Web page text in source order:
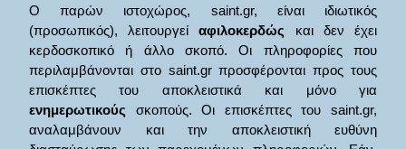
Ο παρών ιστοχώρος, saint.gr, είναι ιδιωτικός
(προσωπικός), λειτουργείαφιλοκερδώς και δεν έχει
κερδοσκοπικό ή άλλο σκοπό. Οι πληροφορίες που
περιλαμβάνονται στο saint.gr προσφέρονται προς τους
επισκέπτες του αποκλειστικά και μόνο για
ενημερωτικούς σκοπούς. Οι επισκέπτες του saint.gr,
αναλαμβάνουν και την αποκλειστική ευθύνη